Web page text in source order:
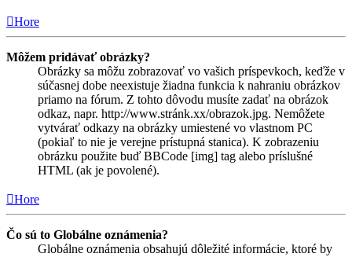
Hore
Môžem pridávať obrázky?
Obrázky sa môžu zobrazovať vo vašich príspevkoch, keďže v
súčasnej dobe neexistuje žiadna funkcia k nahraniu obrázkov
priamo na fórum. Z tohto dôvodu musíte zadať na obrázok
odkaz, napr. http://www.stránk.xx/obrazok.jpg. Nemôžete
vytvárať odkazy na obrázky umiestené vo vlastnom PC
(pokiaľ to nie je verejne prístupná stanica). K zobrazeniu
obrázku použite buď BBCode [img] tag alebo príslušné
HTML (ak je povolené).
Hore
Čo sú to Globálne oznámenia?
Globálne oznámenia obsahujú dôležité informácie, ktoré by